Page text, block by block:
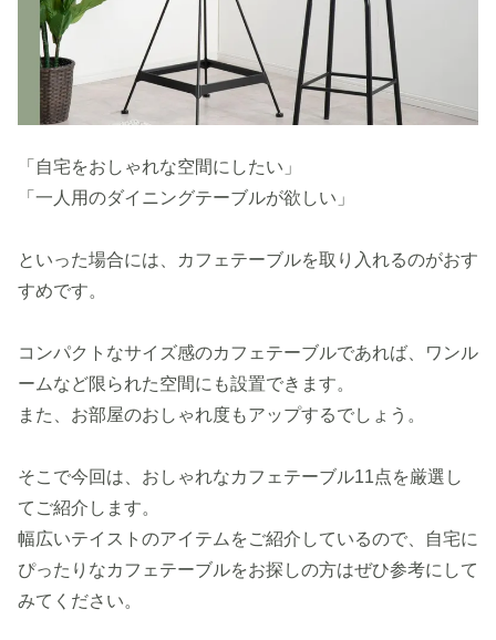
「自宅をおしゃれな空間にしたい」
「一人用のダイニングテーブルが欲しい」
といった場合には、カフェテーブルを取り入れるのがおす
すめです。
コンパクトなサイズ感のカフェテーブルであれば、ワンル
ームなど限られた空間にも設置できます。
また、お部屋のおしゃれ度もアップするでしょう。
そこで今回は、おしゃれなカフェテーブル11点を厳選し
てご紹介します。
幅広いテイストのアイテムをご紹介しているので、自宅に
ぴったりなカフェテーブルをお探しの方はぜひ参考にして
みてください。